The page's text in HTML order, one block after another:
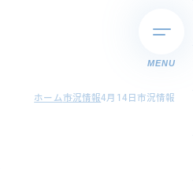
MENU
ホーム市況情報4月14日市況情報